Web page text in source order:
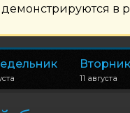
в
Вторник
11 августа